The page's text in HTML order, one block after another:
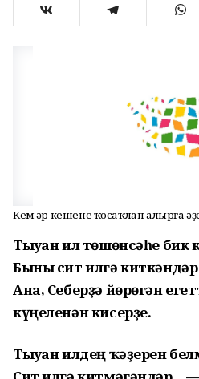
Кем һәр кешене ҡосаҡлап алырға
Тыуған ил төшөнсәһе бик
Быны сит илгә
Ана, Себерҙә йөрөгән
күңеленән кисерҙе.
Тыуған илдең ҡәҙерен